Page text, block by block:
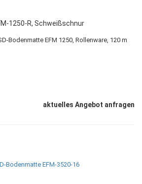
1250-R, Schweißschnur
Bodenmatte EFM 1250, Rollenware, 120 m
aktuelles Angebot anfragen